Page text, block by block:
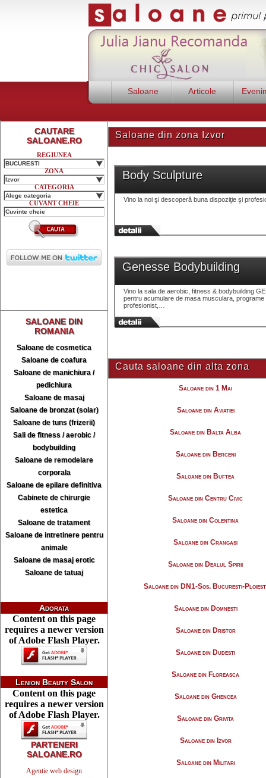
Saloane Articole
CAUTARE
SALOANE.RO
REGIUNEA
BUCURESTI
ZONA
Izvor
CATEGORIA
Alege categoria
CUVANT CHEIE
SALOANE DIN
ROMANIA
Saloane de cosmetica
Saloane de coafura
Saloane de manichiura /
pedichiura
Saloane de masaj
Saloane de bronzat (solar)
Saloane de tuns (frizerii)
Sali de fitness / aerobic /
bodybuilding
Saloane de remodelare
corporala
Saloane de epilare definitiva
Cabinete de chirurgie
estetica
Saloane de tratament
Saloane de intretinere pentru
animale
Saloane de masaj erotic
Saloane de tatuaj
Adorata
Content on this page
requires a newer version
of Adobe Flash Player.
Lenion Beauty Salon
Content on this page
requires a newer version
of Adobe Flash Player.
PARTENERI
SALOANE.RO
Agentie web design
Saloane din zona Izvor
Body Sculpture
Vino la noi şi descoperă buna dispoziţie şi
Genesse Bodybuilding
Vino la sala de aerobic, fitness & bodybuilding
pentru acumulare de masa musculara,
profesionist,…
Cauta saloane din alta zona
Saloane din 1 Mai
Saloane din Aviatiei
Saloane din Balta Alba
Saloane din Berceni
Saloane din Buftea
Saloane din Centru Civic
Saloane din Colentina
Saloane din Crangasi
Saloane din Dealul Spirii
Saloane din DN1-Sos. Bucuresti-
Saloane din Domnesti
Saloane din Dristor
Saloane din Dudesti
Saloane din Floreasca
Saloane din Ghencea
Saloane din Grivita
Saloane din Izvor
Saloane din Militari